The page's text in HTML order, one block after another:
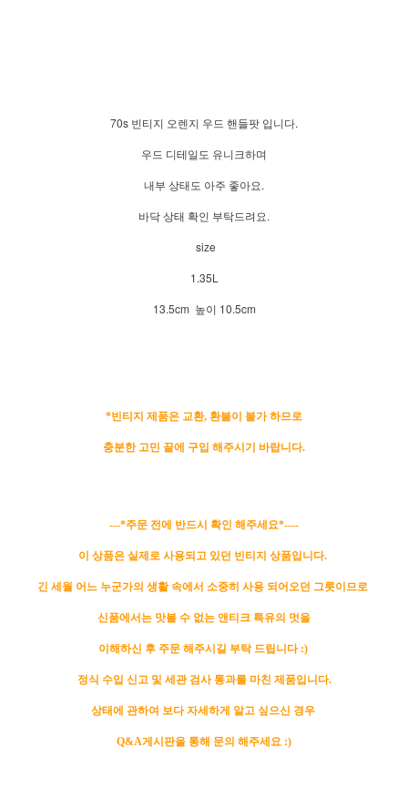
70s 빈티지 오렌지 우드 핸들팟 입니다.
우드 디테일도 유니크하며
내부 상태도 아주 좋아요.
바닥 상태 확인 부탁드려요.
size
1.35L
13.5cm 높이 10.5cm
*빈티지 제품은 교환, 환불이 불가 하므로
충분한 고민 끝에 구입 해주시기 바랍니다.
---*주문 전에 반드시 확인 해주세요*----
이 상품은 실제로 사용되고 있던 빈티지 상품입니다.
긴 세월 어느 누군가의 생활 속에서 소중히 사용 되어오던 그릇이므로
신품에서는 맛볼 수 없는 앤티크 특유의 멋을
이해하신 후 주문 해주시길 부탁 드립니다 :)
정식 수입 신고 및 세관 검사 통과를 마친 제품입니다.
상태에 관하여 보다 자세하게 알고 싶으신 경우
Q&A게시판을 통해 문의 해주세요 :)